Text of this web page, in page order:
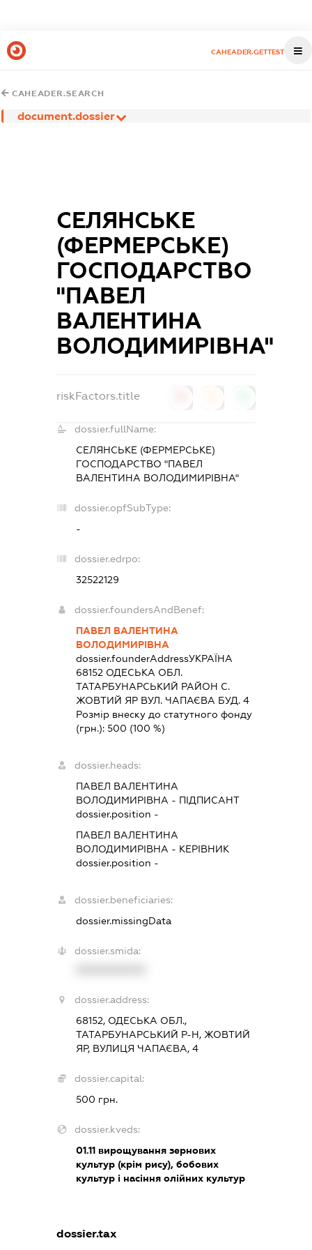
CAHEADER.GETTEST
CAHEADER.SEARCH
document.dossier
СЕЛЯНСЬКЕ
(ФЕРМЕРСЬКЕ)
ГОСПОДАРСТВО
"ПАВЕЛ
ВАЛЕНТИНА
ВОЛОДИМИРІВНА"
riskFactors.title
dossier.fullName:
СЕЛЯНСЬКЕ (ФЕРМЕРСЬКЕ)
ГОСПОДАРСТВО "ПАВЕЛ
ВАЛЕНТИНА ВОЛОДИМИРІВНА"
dossier.opfSubType:
-
dossier.edrpo:
32522129
dossier.foundersAndBenef:
ПАВЕЛ ВАЛЕНТИНА
ВОЛОДИМИРІВНА
dossier.founderAddressУКРАЇНА
68152 ОДЕСЬКА ОБЛ.
ТАТАРБУНАРСЬКИЙ РАЙОН С.
ЖОВТИЙ ЯР ВУЛ. ЧАПАЄВА БУД. 4
Розмір внеску до статутного фонду
(грн.): 500 (100 %)
dossier.heads:
ПАВЕЛ ВАЛЕНТИНА
ВОЛОДИМИРІВНА - ПІДПИСАНТ
dossier.position -
ПАВЕЛ ВАЛЕНТИНА
ВОЛОДИМИРІВНА - КЕРІВНИК
dossier.position -
dossier.beneficiaries:
dossier.missingData
dossier.smida:
dossier.address:
68152, ОДЕСЬКА ОБЛ.,
ТАТАРБУНАРСЬКИЙ Р-Н, ЖОВТИЙ
ЯР, ВУЛИЦЯ ЧАПАЄВА, 4
dossier.capital:
500 грн.
dossier.kveds:
01.11вирощування зернових
культур (крім рису), бобових
культур і насіння олійних культур
dossier.tax